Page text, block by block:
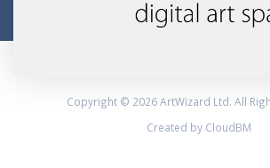
Copyright © 2026 ArtWizard Ltd. All
Created by CloudBM